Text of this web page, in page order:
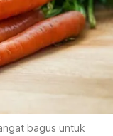
bagus untuk